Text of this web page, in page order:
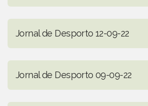
Jornal de Desporto 12-09-22
Jornal de Desporto 09-09-22